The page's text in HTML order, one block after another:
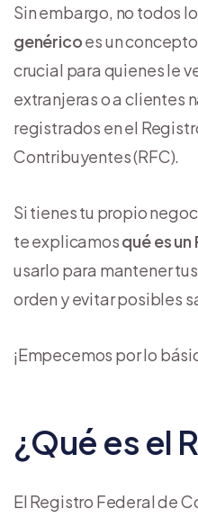
Sin embargo, no todos
genéricoes un
crucial para quienes le
extranjeras o a clientes
registrados en el
Contribuyentes (RFC).
Si tienes tu propio
te explicamosqué es un
usarlo para mantener
orden y evitar posibles
¡Empecemos por lo
¿Qué es el
El Registro Federal de